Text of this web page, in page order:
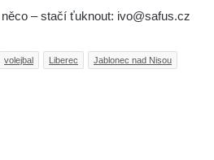
– stačí ťuknout: ivo@safus.cz
volejbal Liberec Jablonec nad Nisou